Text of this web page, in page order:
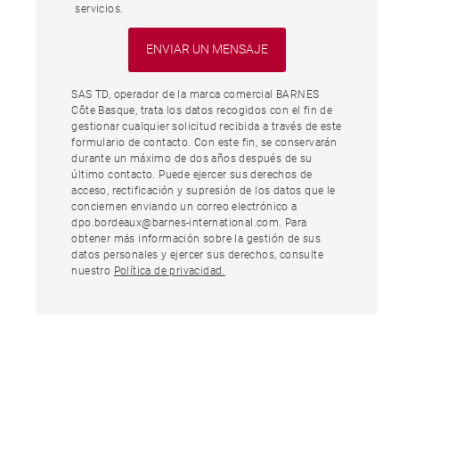
servicios.
SAS TD, operador de la marca comercial BARNES
Côte Basque, trata los datos recogidos con el fin de
gestionar cualquier solicitud recibida a través de este
formulario de contacto. Con este fin, se conservarán
durante un máximo de dos años después de su
último contacto. Puede ejercer sus derechos de
acceso, rectificación y supresión de los datos que le
conciernen enviando un correo electrónico a
dpo.bordeaux@barnes-international.com. Para
obtener más información sobre la gestión de sus
datos personales y ejercer sus derechos, consulte
nuestro Política de privacidad.